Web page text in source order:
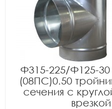
Ф315-225/Ф125-
(08ПС)0.50
сечения с
врезкой